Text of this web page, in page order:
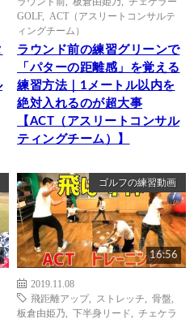
GOLF, ACT（アスリートコンサルテ
ィングチーム）
ラウンド前の練習グリーンで
「パターの距離感」を覚える
練習方法｜1メートル以内を
絶対入れるのが超大事
【ACT（アスリートコンサル
ティングチーム）】
ゴルフの練習動画
16:56
2019.11.08
飛距離アップ, ストレッチ 骨盤
板倉由姫乃
下半身リード
チェケラ